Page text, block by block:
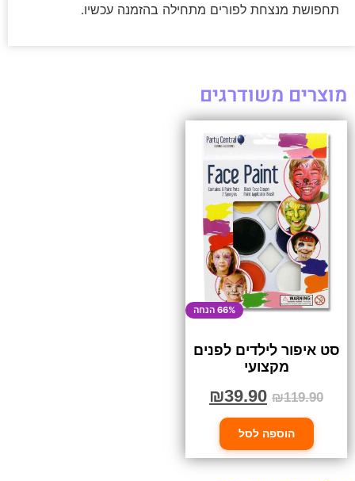
תחפושת מנצחת לפורים מתחילה בהזמנה עכשיו.
מוצרים משודרגים
66% הנחה
סט איפור לילדים לפנים
מקצועי
₪119.90
₪39.90
הוספה לסל